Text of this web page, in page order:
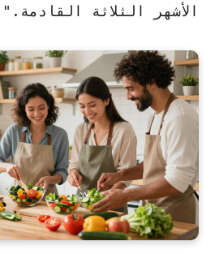
الأشهر الثلاثة القادمة."